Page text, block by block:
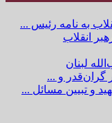
به نامه رئیس ...
انقلاب
لبنان
گران‌قدر و ...
و تبیین مسائل ...